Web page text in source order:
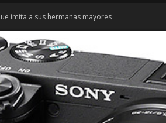
imita a sus hermanas mayores